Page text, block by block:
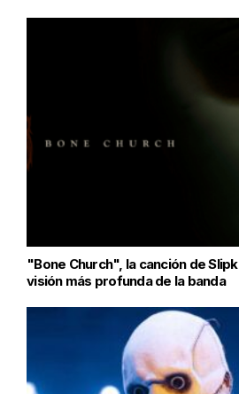
"Bone Church", la canción de
visión más profunda de la banda